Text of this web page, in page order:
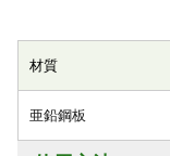
材質
亜鉛鋼板